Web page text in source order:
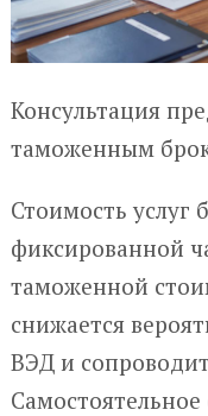
Консультация
таможенным
Стоимость услуг
фиксированной
таможенной
снижается
ВЭД и